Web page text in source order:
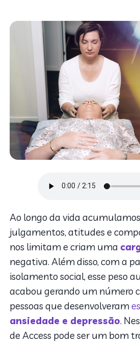
Ao longo da vida
julgamentos, atitudes e
nos limitam e criam uma
negativa. Além disso, com a
isolamento social, esse peso
acabou gerando um número
pessoas que desenvolveram
ansiedade e depressão.
de Access pode ser um bom